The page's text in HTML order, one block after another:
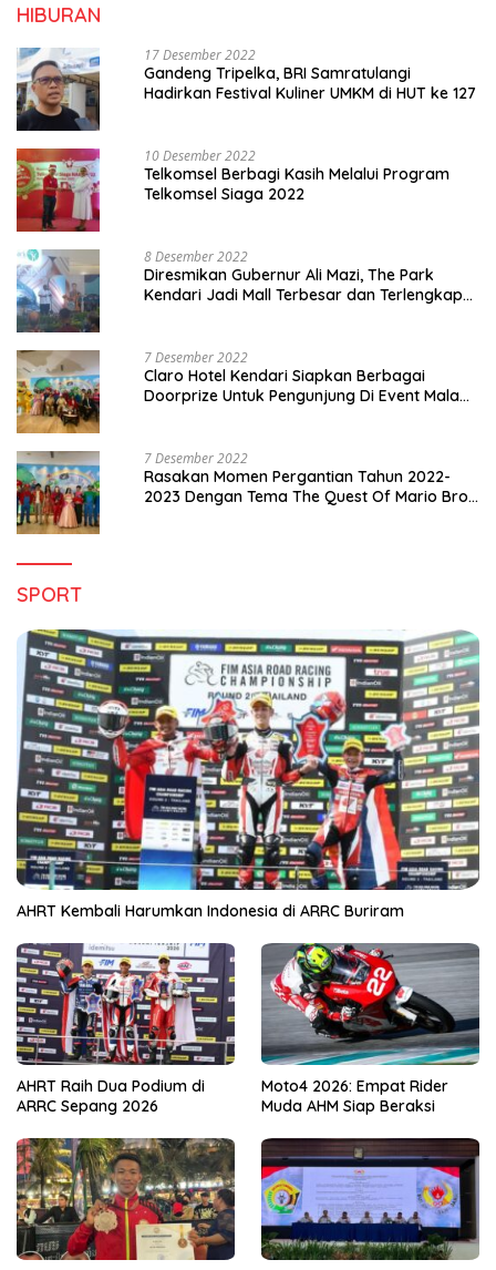
HIBURAN
17 Desember 2022
Gandeng Tripelka, BRI Samratulangi
Hadirkan Festival Kuliner UMKM di HUT ke 127
10 Desember 2022
Telkomsel Berbagi Kasih Melalui Program
Telkomsel Siaga 2022
8 Desember 2022
Diresmikan Gubernur Ali Mazi, The Park
Kendari Jadi Mall Terbesar dan Terlengkap
7 Desember 2022
Claro Hotel Kendari Siapkan Berbagai
Doorprize Untuk Pengunjung Di Event Malam
7 Desember 2022
Rasakan Momen Pergantian Tahun 2022-
2023 Dengan Tema The Quest Of Mario Bros
SPORT
AHRT Kembali Harumkan Indonesia di ARRC Buriram
AHRT Raih Dua Podium di
ARRC Sepang 2026
Moto4 2026: Empat Rider
Muda AHM Siap Beraksi